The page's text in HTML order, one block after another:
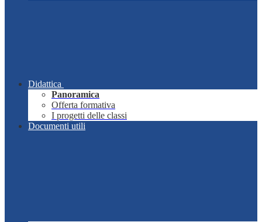
Didattica
Panoramica
Offerta formativa
I progetti delle classi
Documenti utili